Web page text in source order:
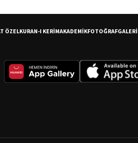
ÖZELKURAN-I KERİMAKADEMİKFOTOĞRAFGALERİ